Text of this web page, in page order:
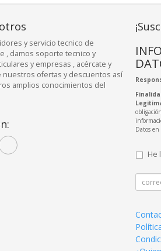
y servicio tecnico de
, damos soporte tecnico y
y empresas , acércate y
nuestros ofertas y descuentos así
amplios conocimientos del
Datos
He